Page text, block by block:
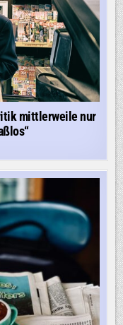
mittlerweile nur